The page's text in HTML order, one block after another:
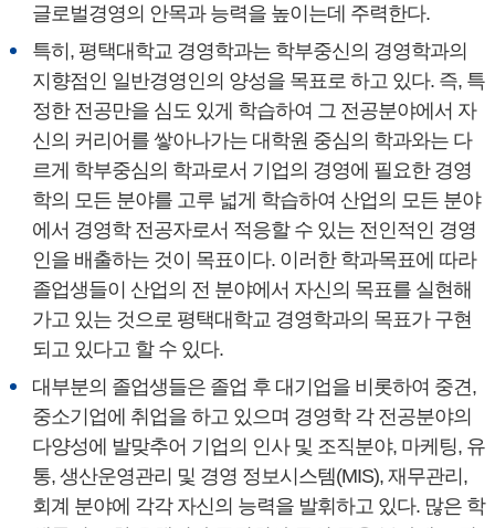
글로벌경영의 안목과 능력을 높이는데 주력한다.
특히, 평택대학교 경영학과는 학부중신의 경영학과의
지향점인 일반경영인의 양성을 목표로 하고 있다. 즉, 특
정한 전공만을 심도 있게 학습하여 그 전공분야에서 자
신의 커리어를 쌓아나가는 대학원 중심의 학과와는 다
르게 학부중심의 학과로서 기업의 경영에 필요한 경영
학의 모든 분야를 고루 넓게 학습하여 산업의 모든 분야
에서 경영학 전공자로서 적응할 수 있는 전인적인 경영
인을 배출하는 것이 목표이다. 이러한 학과목표에 따라
졸업생들이 산업의 전 분야에서 자신의 목표를 실현해
가고 있는 것으로 평택대학교 경영학과의 목표가 구현
되고 있다고 할 수 있다.
대부분의 졸업생들은 졸업 후 대기업을 비롯하여 중견,
중소기업에 취업을 하고 있으며 경영학 각 전공분야의
다양성에 발맞추어 기업의 인사 및 조직분야, 마케팅, 유
통, 생산운영관리 및 경영 정보시스템(MIS), 재무관리,
회계 분야에 각각 자신의 능력을 발휘하고 있다. 많은 학